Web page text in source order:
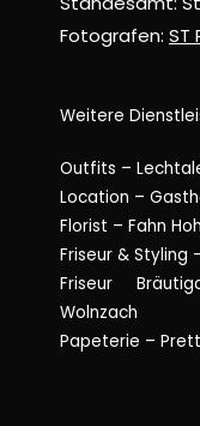
Fotografen: ST
Weitere
Outfits –
Location –
Florist – Fahn
Friseur & Styling
Friseur
Wolnzach
Papeterie –